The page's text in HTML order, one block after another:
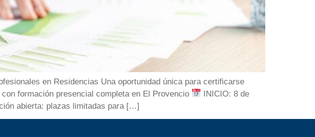
en Residencias Una oportunidad única para certificarse
formación presencial completa en El Provencio
INICIO: 8 de
abierta: plazas limitadas para […]